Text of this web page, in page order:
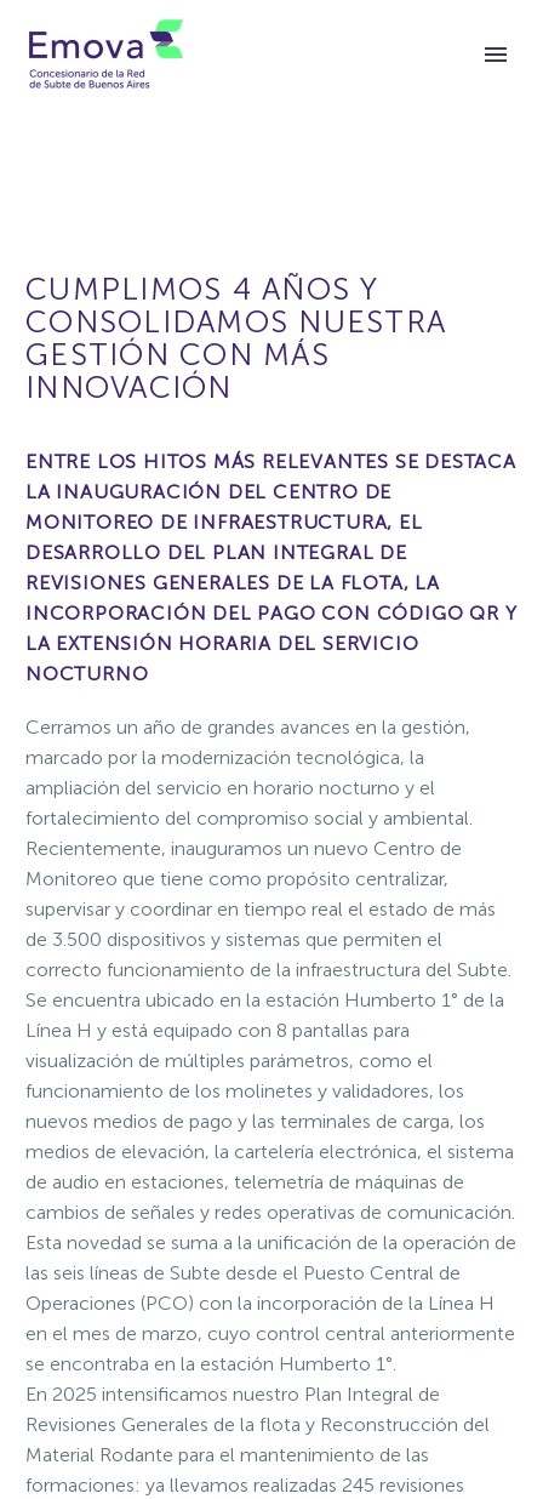
CUMPLIMOS 4 AÑOS Y
CONSOLIDAMOS NUESTRA
GESTIÓN CON MÁS
INNOVACIÓN
ENTRE LOS HITOS MÁS RELEVANTES SE DESTACA
LA INAUGURACIÓN DEL CENTRO DE
MONITOREO DE INFRAESTRUCTURA, EL
DESARROLLO DEL PLAN INTEGRAL DE
REVISIONES GENERALES DE LA FLOTA, LA
INCORPORACIÓN DEL PAGO CON CÓDIGO QR Y
LA EXTENSIÓN HORARIA DEL SERVICIO
NOCTURNO
Cerramos un año de grandes avances en la gestión,
marcado por la modernización tecnológica, la
ampliación del servicio en horario nocturno y el
fortalecimiento del compromiso social y ambiental.
Recientemente, inauguramos un nuevo Centro de
Monitoreo que tiene como propósito centralizar,
supervisar y coordinar en tiempo real el estado de más
de 3.500 dispositivos y sistemas que permiten el
correcto funcionamiento de la infraestructura del Subte.
Se encuentra ubicado en la estación Humberto 1° de la
Línea H y está equipado con 8 pantallas para
visualización de múltiples parámetros, como el
funcionamiento de los molinetes y validadores, los
nuevos medios de pago y las terminales de carga, los
medios de elevación, la cartelería electrónica, el sistema
de audio en estaciones, telemetría de máquinas de
cambios de señales y redes operativas de comunicación.
Esta novedad se suma a la unificación de la operación de
las seis líneas de Subte desde el Puesto Central de
Operaciones (PCO) con la incorporación de la Línea H
en el mes de marzo, cuyo control central anteriormente
se encontraba en la estación Humberto 1°.
En 2025 intensificamos nuestro Plan Integral de
Revisiones Generales de la flota y Reconstrucción del
Material Rodante para el mantenimiento de las
formaciones: ya llevamos realizadas 245 revisiones